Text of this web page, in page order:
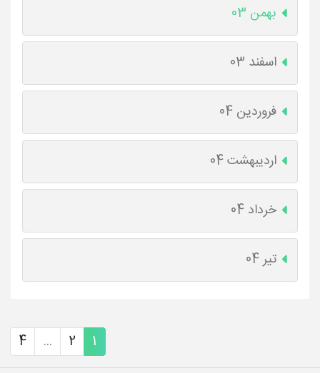
بهمن 03
اسفند 03
فروردین 04
اردیبهشت 04
خرداد 04
تیر 04
1
2
...
4